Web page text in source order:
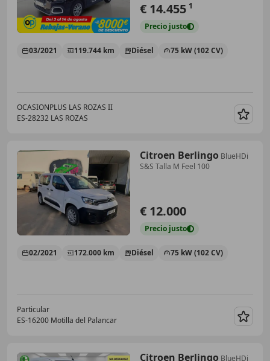
€ 14.455 1
Precio justo
03/2021 119.744 km Diésel 75 kW (102 CV)
OCASIONPLUS LAS ROZAS II
ES-28232 LAS ROZAS
Citroen Berlingo BlueHDi
S&S Talla M Feel 100
€ 12.000
Precio justo
02/2021 172.000 km Diésel 75 kW (102 CV)
Particular
ES-16200 Motilla del Palancar
Citroen Berlingo BlueHDi